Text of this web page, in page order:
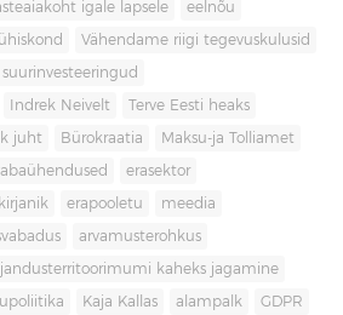
igale lapsele eelnõu
Vähendame riigi tegevuskulusid
Indrek Neivelt Terve Eesti heaks
juht Bürokraatia Maksu-ja Tolliamet
erasektor
erapooletu meedia
arvamusterohkus
kaheks jagamine
Kaja Kallas alampalk GDPR